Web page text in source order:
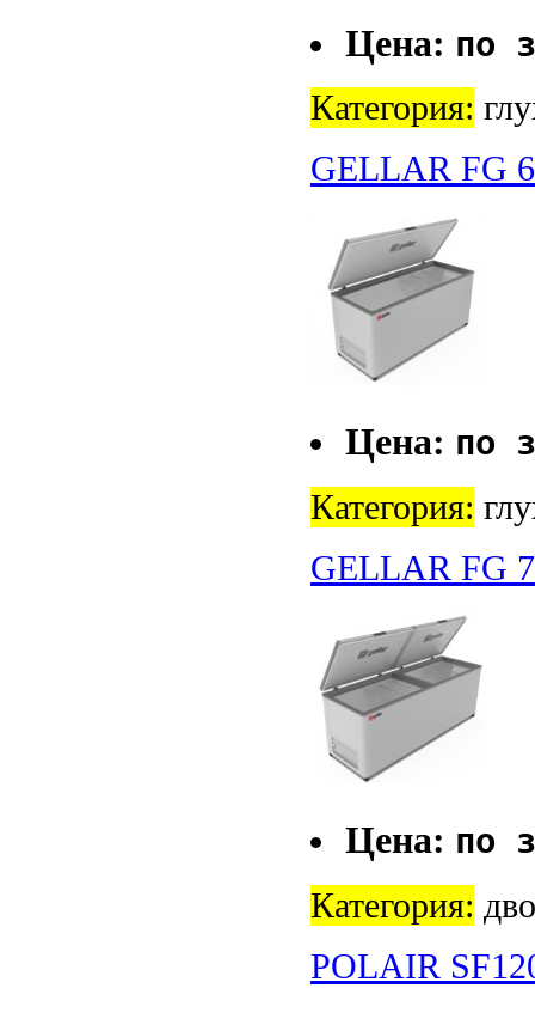
Цена: по
Категория:
GELLAR FG
Цена: по
Категория:
GELLAR FG
Цена: по
Категория:
POLAIR